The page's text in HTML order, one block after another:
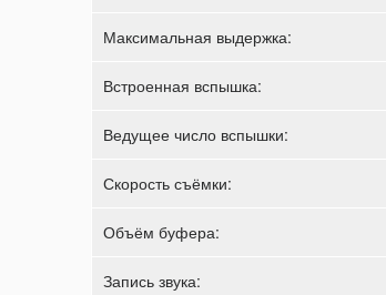
Максимальная выдержка:
Встроенная вспышка:
Ведущее число вспышки:
Скорость съёмки:
Объём буфера:
Запись звука: